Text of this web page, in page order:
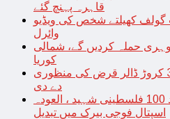
قاہرہ پہنچ گئے
گولف کھیلتے شخص کی ویڈیو
وائرل
حملہ کردیں گے، شمالی
کوریا
ورلڈ بینک نے پاکستان کیلئے 35 کروڑ ڈالر قرض کی منظوری
دے دی
اسرائیلی بمباری سے مزید 100 فلسطینی شہید ، العودہ
اسپتال فوجی بیرک میں تبدیل